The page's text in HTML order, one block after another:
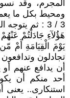
المجرم، وقد
ومحيط بكل ما
3 / 3 : ثم
هَؤُلآءِ جَادَلْتُمْ
يَوْمَ الْقِيَامَةِ أَمْ
تجادلون
أن يدافع عنهم
أحد منكم أن
استنكارى.. يعنى